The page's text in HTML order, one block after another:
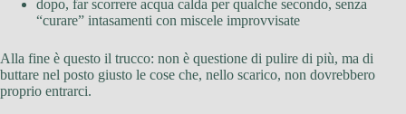
dopo, far scorrere acqua calda per qualche secondo, senza
“curare” intasamenti con miscele improvvisate
Alla fine è questo il trucco: non è questione di pulire di più, ma di
buttare nel posto giusto le cose che, nello scarico, non dovrebbero
proprio entrarci.